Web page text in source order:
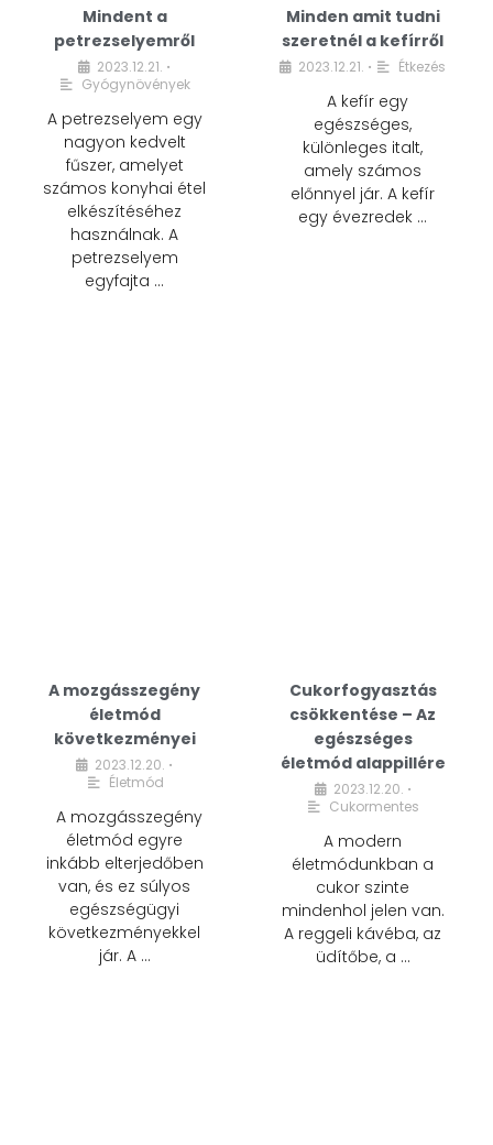
Mindent a
petrezselyemről
2023.12.21. •
Gyógynövények
A petrezselyem egy
nagyon kedvelt
fűszer, amelyet
számos konyhai étel
elkészítéséhez
használnak. A
petrezselyem
egyfajta …
Minden amit tudni
szeretnél a kefírről
2023.12.21. • Étkezés
A kefír egy
egészséges,
különleges italt,
amely számos
előnnyel jár. A kefír
egy évezredek …
A mozgásszegény
életmód
következményei
2023.12.20. •
Életmód
A mozgásszegény
életmód egyre
inkább elterjedőben
van, és ez súlyos
egészségügyi
következményekkel
jár. A …
Cukorfogyasztás
csökkentése – Az
egészséges
életmód alappillére
2023.12.20. •
Cukormentes
A modern
életmódunkban a
cukor szinte
mindenhol jelen van.
A reggeli kávéba, az
üdítőbe, a …